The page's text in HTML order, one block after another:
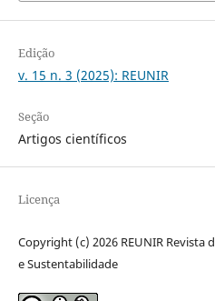
Edição
v. 15 n. 3 (2025): REUNIR
Seção
Artigos científicos
Licença
Copyright (c) 2026 REUNIR
e Sustentabilidade